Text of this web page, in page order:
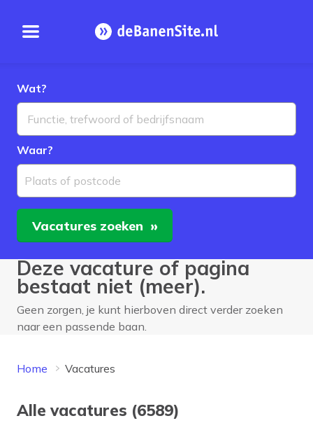
Open menu Homepage
Wat?
Waar?
Plaats of postcode
Vacatures zoeken
Deze vacature of pagina
bestaat niet (meer).
Geen zorgen, je kunt hierboven direct verder zoeken
naar een passende baan.
Home Vacatures
Alle vacatures (6589)